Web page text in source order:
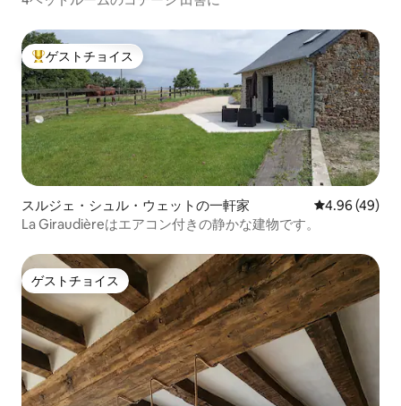
大好評のゲストチョイスです。
ゲストチョイス
スルジェ・シュル・ウェットの一軒家 レビュー49
4.96 (49)
La Giraudièreはエアコン付きの静かな建物です。
ゲストチョイス
ゲストチョイス